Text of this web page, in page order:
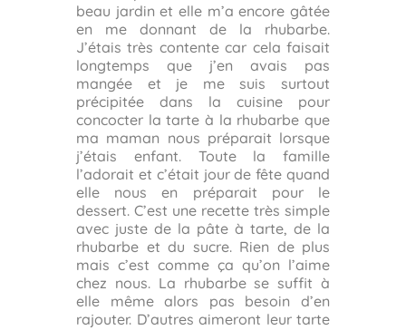
beau jardin et elle m’a encore gâtée
en me donnant de la rhubarbe.
J’étais très contente car cela faisait
longtemps que j’en avais pas
mangée et je me suis surtout
précipitée dans la cuisine pour
concocter la tarte à la rhubarbe que
ma maman nous préparait lorsque
j’étais enfant. Toute la famille
l’adorait et c’était jour de fête quand
elle nous en préparait pour le
dessert. C’est une recette très simple
avec juste de la pâte à tarte, de la
rhubarbe et du sucre. Rien de plus
mais c’est comme ça qu’on l’aime
chez nous. La rhubarbe se suffit à
elle même alors pas besoin d’en
rajouter. D’autres aimeront leur tarte